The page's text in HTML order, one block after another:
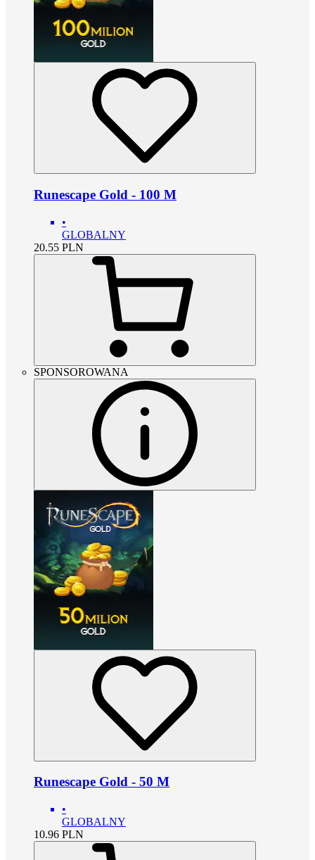
Runescape Gold - 100 M
•
GLOBALNY
20.55 PLN
SPONSOROWANA
Runescape Gold - 50 M
•
GLOBALNY
10.96 PLN